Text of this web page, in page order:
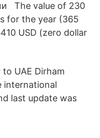
The value of 230
for the year (365
USD (zero dollar
to UAE Dirham
international
last update was